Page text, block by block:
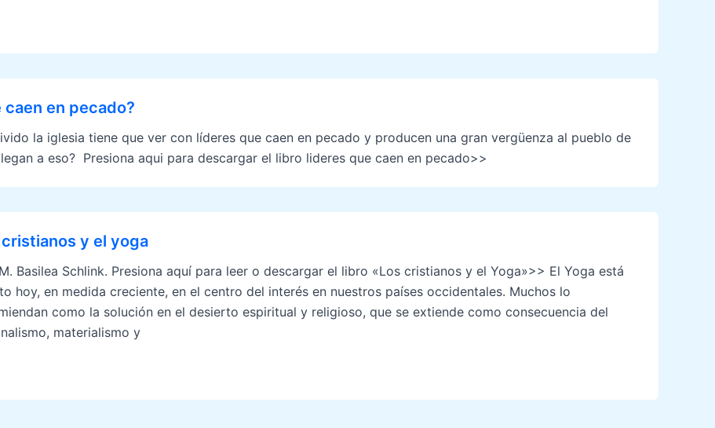
en pecado?
la iglesia tiene que ver con líderes que caen en pecado y producen una gran vergüenza al pueblo de
a eso? Presiona aqui para descargar el libro lideres que caen en pecado>>
cristianos y el yoga
Basilea Schlink. Presiona aquí para leer o descargar el libro «Los cristianos y el Yoga»>> El Yoga está
hoy, en medida creciente, en el centro del interés en nuestros países occidentales. Muchos lo
como la solución en el desierto espiritual y religioso, que se extiende como consecuencia del
materialismo y